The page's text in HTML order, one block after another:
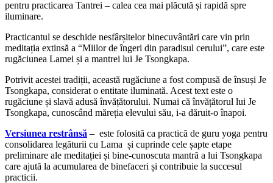
pentru practicarea Tantrei – calea cea mai plăcută și rapidă spre
iluminare.
Practicantul se deschide nesfârșitelor binecuvântări care vin prin
meditația extinsă a “Miilor de îngeri din paradisul cerului”, care este
rugăciunea Lamei și a mantrei lui Je Tsongkapa.
Potrivit acestei tradiții, această rugăciune a fost compusă de însuși Je
Tsongkapa, considerat o entitate iluminată. Acest text este o
rugăciune și slavă adusă învățătorului. Numai că învățătorul lui Je
Tsongkapa, cunoscând măreția elevului său, i-a dăruit-o înapoi.
Versiunea restrânsă – este folosită ca practică de guru yoga pentru
consolidarea legăturii cu Lama și cuprinde cele șapte etape
preliminare ale meditației și bine-cunoscuta mantră a lui Tsongkapa
care ajută la acumularea de binefaceri și contribuie la succesul
practicii.